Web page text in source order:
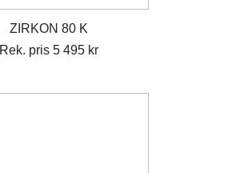
ZIRKON 80 K
Rek. pris 5 495 kr